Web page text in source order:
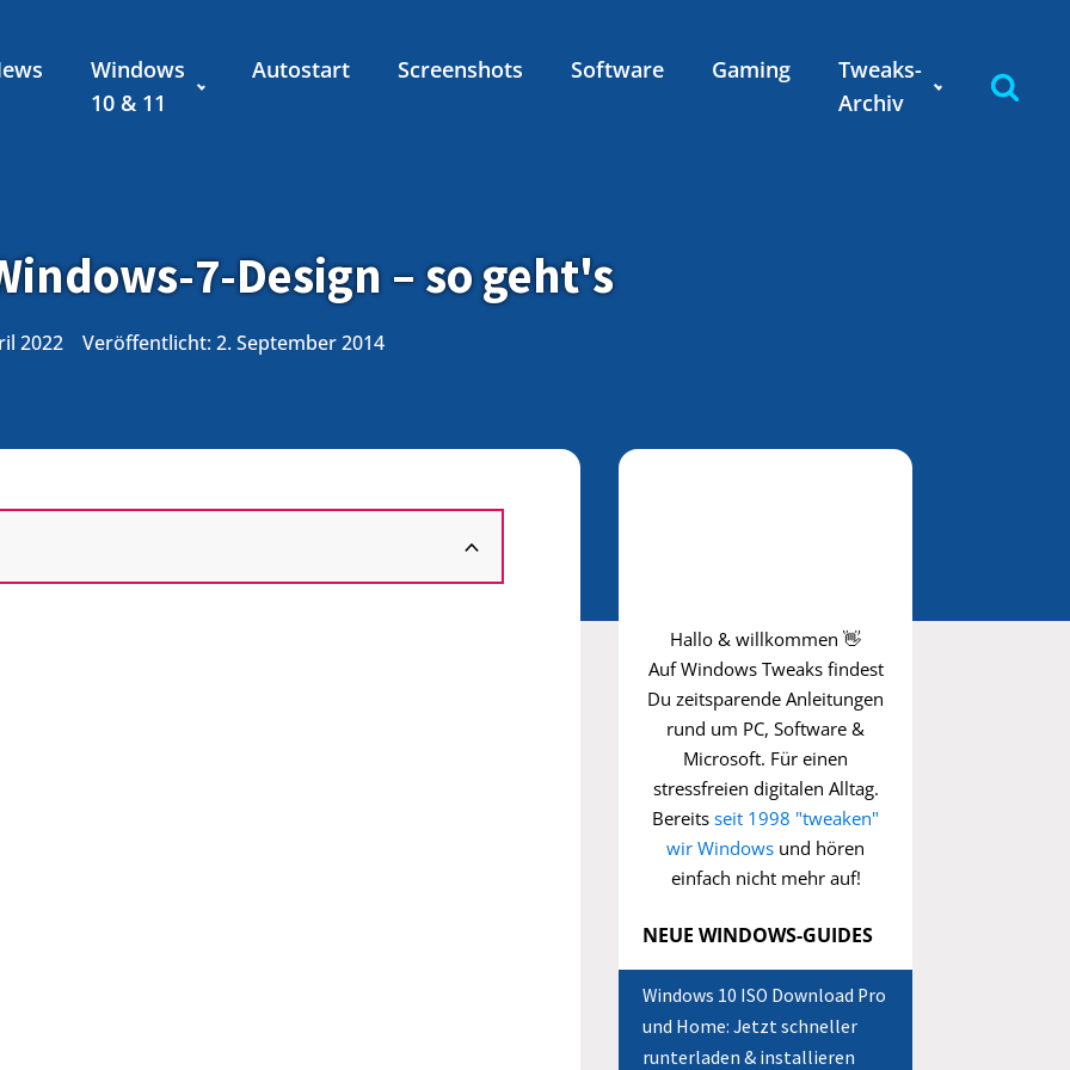
Windows
10 & 11
Autostart Screenshots Software Gaming
Tweaks-
Archiv
7-Design – so geht's
2022 Veröffentlicht:2. September 2014
Hallo & willkommen 👋
Auf Windows Tweaks findest
Du zeitsparende Anleitungen
rund um PC, Software &
Microsoft. Für einen
stressfreien digitalen Alltag.
Bereits seit 1998 "tweaken"
wir Windows und hören
einfach nicht mehr auf!
NEUE WINDOWS-GUIDES
Windows 10 ISO Download Pro
und Home: Jetzt schneller
runterladen & installieren